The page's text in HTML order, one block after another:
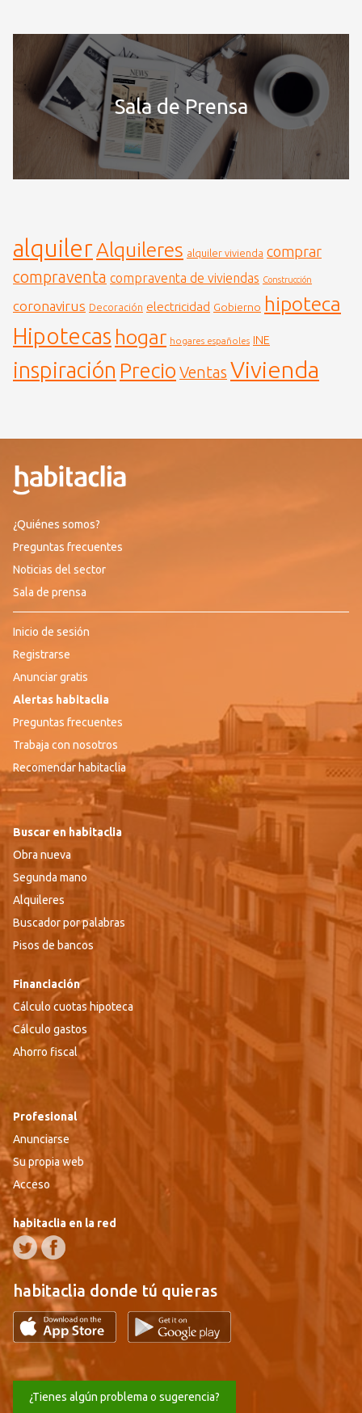
Sala de Prensa
alquilerAlquileres alquiler vivienda comprar
compraventa compraventa de viviendas Construcción
coronavirus Decoración electricidad Gobierno hipoteca
Hipotecas hogar hogares españoles INE
inspiración Precio Ventas Vivienda
¿Quiénes somos?
Preguntas frecuentes
Noticias del sector
Sala de prensa
Inicio de sesión
Registrarse
Anunciar gratis
Alertas habitaclia
Preguntas frecuentes
Trabaja con nosotros
Recomendar habitaclia
Buscar en habitaclia
Obra nueva
Segunda mano
Alquileres
Buscador por palabras
Pisos de bancos
Financiación
Cálculo cuotas hipoteca
Cálculo gastos
Ahorro fiscal
Profesional
Anunciarse
Su propia web
Acceso
habitaclia en la red
habitaclia donde tú quieras
¿Tienes algún problema o sugerencia?